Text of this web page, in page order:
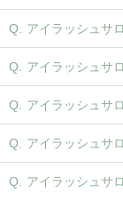
アイラッシュサ
アイラッシュサ
アイラッシュサ
アイラッシュサ
アイラッシュサ